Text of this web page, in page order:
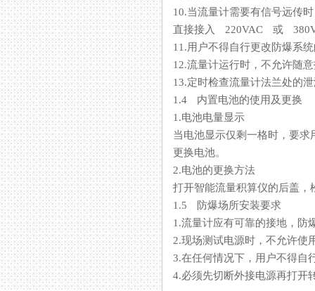
10.当流量计需要有信号远传
直接接入 220VAC 或
11.用户不得自行更改防爆系统
12.流量计运行时，不允许随意
13.定时检查流量计法兰处的泄漏
1.4 内置电池的使用及更换
1.电池电量显示
当电池显示仅剩一格时，要求
更换电池。
2.电池的更换方法
打开智能流量积算仪的后盖
1.5 防爆场所安装要求
1.流量计应有可靠的接地，防
2.现场测试电源时，不允许使用
3.在任何情况下，用户不得自行
4.必须先切断外接电源再打开转